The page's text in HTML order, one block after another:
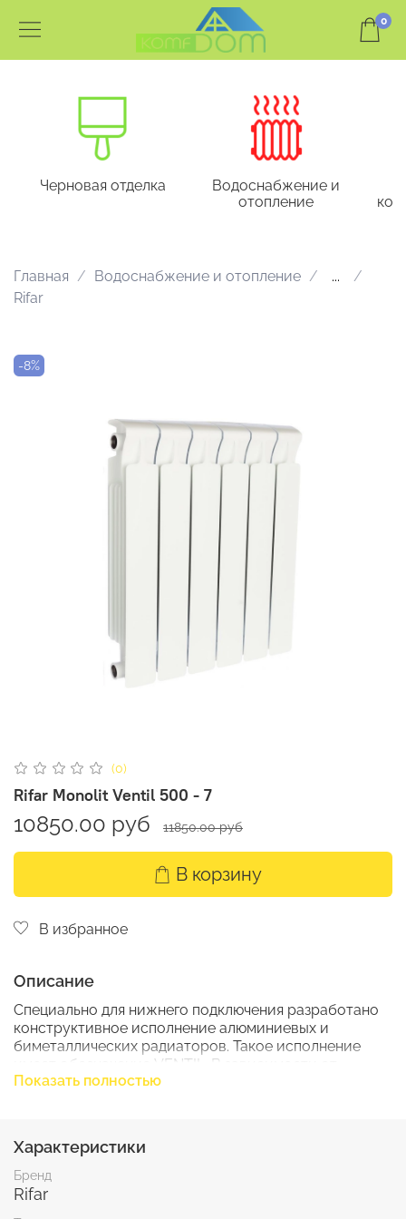
0
Черновая отделка
Водоснабжение и
отопление
Главная Водоснабжение и отопление
...
Rifar
-8%
(0)
Rifar Monolit Ventil 500 - 7
10850.00 руб 11850.00 руб
В корзину
В избранное
Описание
Специально для нижнего подключения разработано
конструктивное исполнение алюминиевых и
биметаллических радиаторов. Такое исполнение
имеет обозначение VENTIL. В зависимости от
выбранной модели после сборки радиатор
отопления необходимо учесть гидравлические
особенности узла нижнего подключения и
термостатического клапана согласно оговоренной
комплектации. Биметаллический радиатор MONOLIT
Показать полностью
Характеристики
Бренд
Rifar